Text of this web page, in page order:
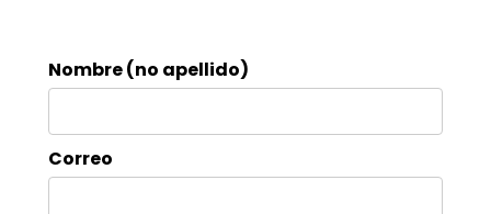
Nombre (no apellido)
Correo